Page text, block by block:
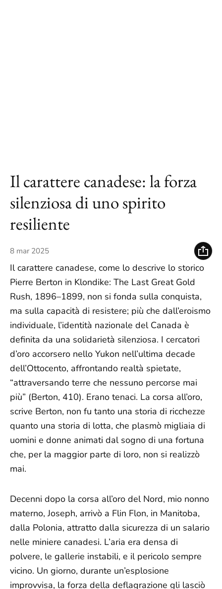
Il carattere canadese: la forza
silenziosa di uno spirito
resiliente
8 mar 2025
Il carattere canadese, come lo descrive lo storico
Pierre Berton in Klondike: The Last Great Gold
Rush, 1896–1899, non si fonda sulla conquista,
ma sulla capacità di resistere; più che dall’eroismo
individuale, l’identità nazionale del Canada è
definita da una solidarietà silenziosa. I cercatori
d’oro accorsero nello Yukon nell’ultima decade
dell’Ottocento, affrontando realtà spietate,
“attraversando terre che nessuno percorse mai
più” (Berton, 410). Erano tenaci. La corsa all’oro,
scrive Berton, non fu tanto una storia di ricchezze
quanto una storia di lotta, che plasmò migliaia di
uomini e donne animati dal sogno di una fortuna
che, per la maggior parte di loro, non si realizzò
mai.
Decenni dopo la corsa all’oro del Nord, mio nonno
materno, Joseph, arrivò a Flin Flon, in Manitoba,
dalla Polonia, attratto dalla sicurezza di un salario
nelle miniere canadesi. L’aria era densa di
polvere, le gallerie instabili, e il pericolo sempre
vicino. Un giorno, durante un’esplosione
improvvisa, la forza della deflagrazione gli lasciò